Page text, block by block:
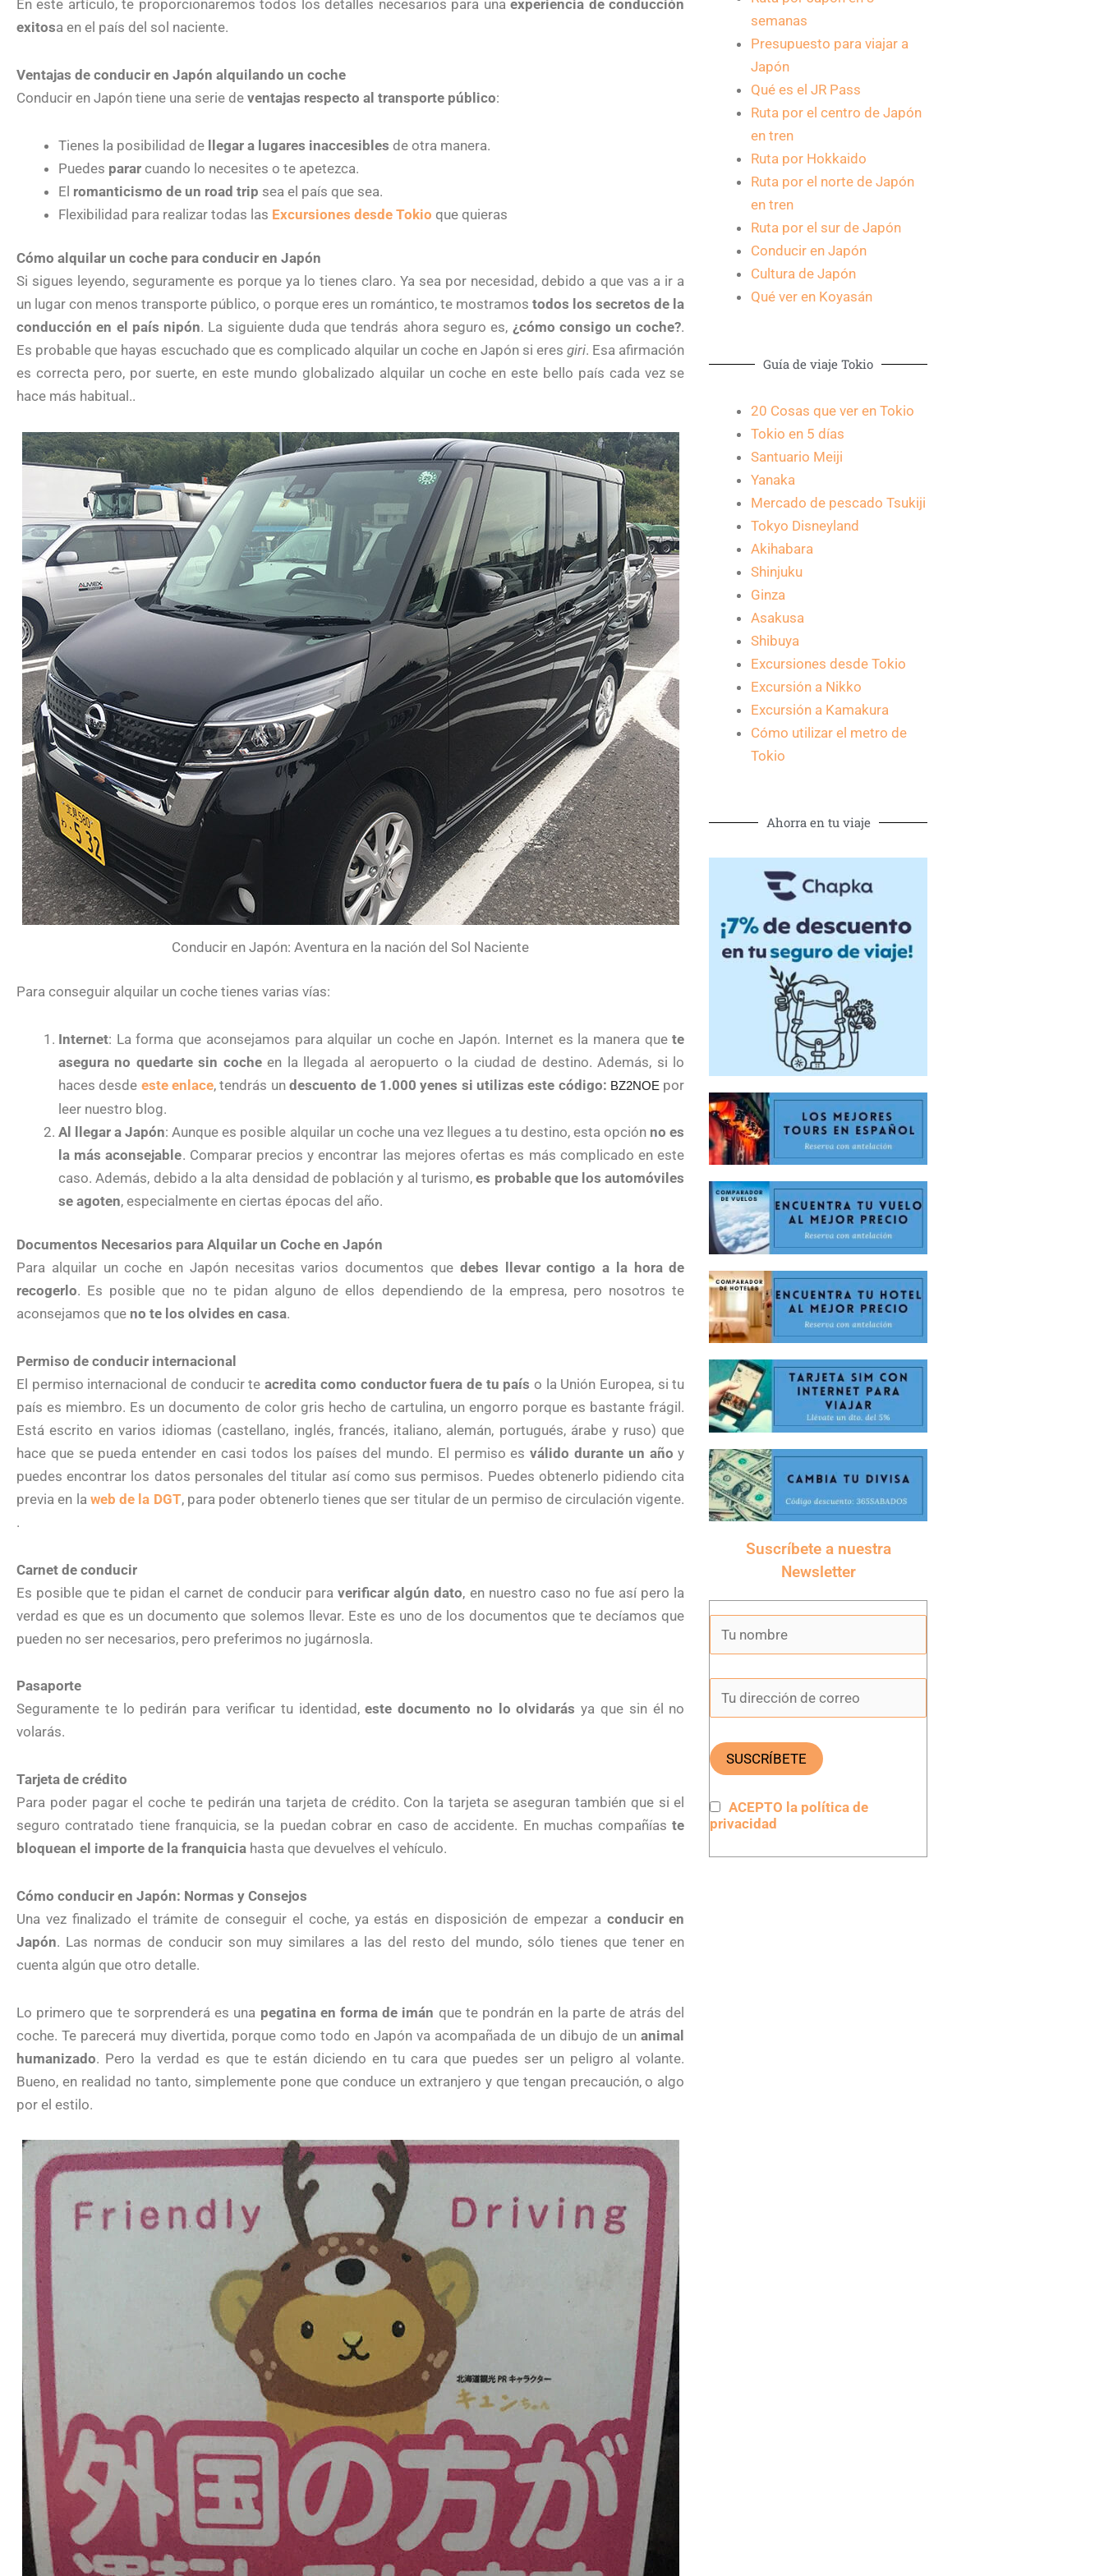
En este artículo, te proporcionaremos todos los detalles necesarios para unaexperiencia de conducción
exitosa en el país del sol naciente.
Ventajas de conducir en Japón alquilando un coche
Conducir en Japón tiene una serie de ventajas respecto al transporte público:
Tienes la posibilidad de llegar a lugares inaccesibles de otra manera.
Puedes parar cuando lo necesites o te apetezca.
El romanticismo de un road trip sea el país que sea.
Flexibilidad para realizar todas las Excursiones desde Tokio que quieras
Cómo alquilar un coche para conducir en Japón
Si sigues leyendo, seguramente es porque ya lo tienes claro. Ya sea por necesidad, debido a que vas a ir a
un lugar con menos transporte público, o porque eres un romántico, te mostramostodos los secretos de la
conducción en el país nipón. La siguiente duda que tendrás ahora seguro es, ¿cómo consigo un coche?.
Es probable que hayas escuchado que es complicado alquilar un coche en Japón si eres giri. Esa afirmación
es correcta pero, por suerte, en este mundo globalizado alquilar un coche en este bello país cada vez se
hace más habitual..
Conducir en Japón: Aventura en la nación del Sol Naciente
Para conseguir alquilar un coche tienes varias vías:
Internet: La forma que aconsejamos para alquilar un coche en Japón. Internet es la manera quete
asegura no quedarte sin coche en la llegada al aeropuerto o la ciudad de destino. Además, si lo
haces desde este enlace, tendrás undescuento de 1.000 yenes si utilizas este código: BZ2NOE por
leer nuestro blog.
Al llegar a Japón: Aunque es posible alquilar un coche una vez llegues a tu destino, esta opción no es
la más aconsejable. Comparar precios y encontrar las mejores ofertas es más complicado en este
caso. Además, debido a la alta densidad de población y al turismo,es probable que los automóviles
se agoten, especialmente en ciertas épocas del año.
Documentos Necesarios para Alquilar un Coche en Japón
Para alquilar un coche en Japón necesitas varios documentos que debes llevar contigo a la hora de
recogerlo. Es posible que no te pidan alguno de ellos dependiendo de la empresa, pero nosotros te
aconsejamos que no te los olvides en casa.
Permiso de conducir internacional
El permiso internacional de conducir teacredita como conductor fuera de tu país o la Unión Europea, si tu
país es miembro. Es un documento de color gris hecho de cartulina, un engorro porque es bastante frágil.
Está escrito en varios idiomas (castellano, inglés, francés, italiano, alemán, portugués, árabe y ruso) que
hace que se pueda entender en casi todos los países del mundo. El permiso esválido durante un año y
puedes encontrar los datos personales del titular así como sus permisos. Puedes obtenerlo pidiendo cita
previa en la web de la DGT, para poder obtenerlo tienes que ser titular de un permiso de circulación vigente.
.
Carnet de conducir
Es posible que te pidan el carnet de conducir paraverificar algún dato, en nuestro caso no fue así pero la
verdad es que es un documento que solemos llevar. Este es uno de los documentos que te decíamos que
pueden no ser necesarios, pero preferimos no jugárnosla.
Pasaporte
Seguramente te lo pedirán para verificar tu identidad,este documento no lo olvidarás ya que sin él no
volarás.
Tarjeta de crédito
Para poder pagar el coche te pedirán una tarjeta de crédito. Con la tarjeta se aseguran también que si el
seguro contratado tiene franquicia, se la puedan cobrar en caso de accidente. En muchas compañíaste
bloquean el importe de la franquicia hasta que devuelves el vehículo.
Cómo conducir en Japón: Normas y Consejos
Una vez finalizado el trámite de conseguir el coche, ya estás en disposición de empezar a conducir en
Japón. Las normas de conducir son muy similares a las del resto del mundo, sólo tienes que tener en
cuenta algún que otro detalle.
Lo primero que te sorprenderá es una pegatina en forma de imán que te pondrán en la parte de atrás del
coche. Te parecerá muy divertida, porque como todo en Japón va acompañada de un dibujo de unanimal
humanizado. Pero la verdad es que te están diciendo en tu cara que puedes ser un peligro al volante.
Bueno, en realidad no tanto, simplemente pone que conduce un extranjero y que tengan precaución, o algo
por el estilo.
semanas
Presupuesto para viajar a
Japón
Qué es el JR Pass
Ruta por el centro de Japón
en tren
Ruta por Hokkaido
Ruta por el norte de Japón
en tren
Ruta por el sur de Japón
Conducir en Japón
Cultura de Japón
Qué ver en Koyasán
Guía de viaje Tokio
20 Cosas que ver en Tokio
Tokio en 5 días
Santuario Meiji
Yanaka
Mercado de pescado Tsukiji
Tokyo Disneyland
Akihabara
Shinjuku
Ginza
Asakusa
Shibuya
Excursiones desde Tokio
Excursión a Nikko
Excursión a Kamakura
Cómo utilizar el metro de
Tokio
Ahorra en tu viaje
Suscríbete a nuestra
Newsletter
ACEPTO la política de
privacidad